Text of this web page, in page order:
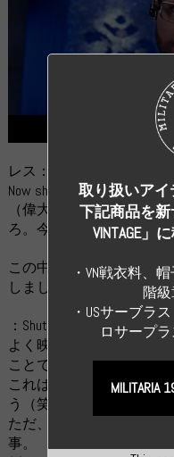
レス：Oh..You are Great
Now shut the fuck up and let
（偉大なアメリカ人か
ろ。今は俺の仕事だ。）
この中の、「Shut the fuck
しましょう。
：Shut the fuck up
よく映画で聞くことでし
ことです。
これは親しい間柄か、パ
う（笑）
ただ、この言葉が多様さ
事。
取り扱いアイ
下記商品を新
VINTAGE」
・VN戦衣料、
階
・USサーブラ
ロサープ
MILITARIA